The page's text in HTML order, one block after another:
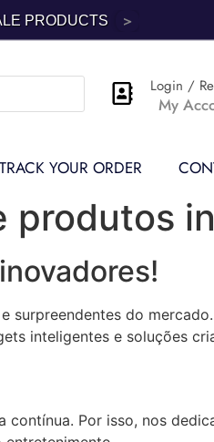
PRODUCTS >
Login /
My
TRACK YOUR ORDER
produtos
do
inteligentes e soluções
Por isso, nos